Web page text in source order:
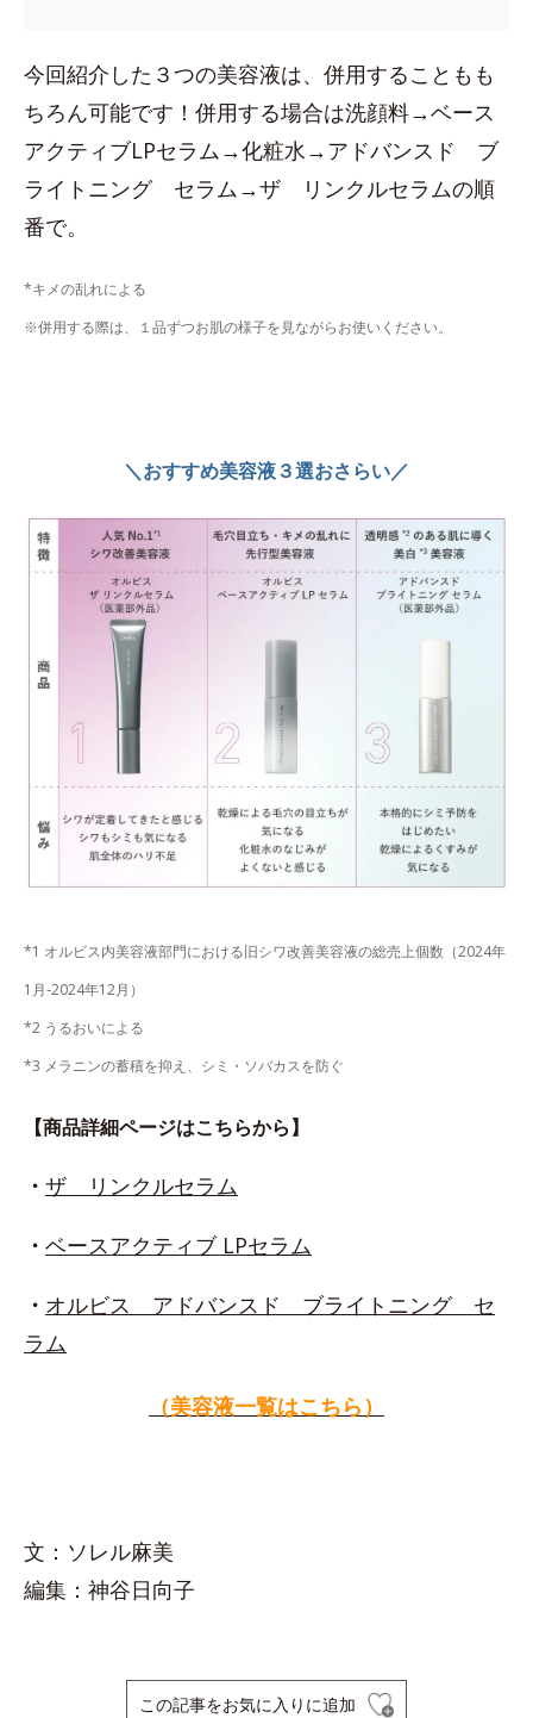
今回紹介した３つの美容液は、併用することもも
ちろん可能です！併用する場合は洗顔料→ベース
アクティブLPセラム→化粧水→アドバンスド ブ
ライトニング セラム→ザ リンクルセラムの順
番で。
*キメの乱れによる
※併用する際は、１品ずつお肌の様子を見ながらお使いください。
＼おすすめ美容液３選おさらい／
*1 オルビス内美容液部門における旧シワ改善美容液の総売上個数（2024年
1月-2024年12月）
*2 うるおいによる
*3 メラニンの蓄積を抑え、シミ・ソバカスを防ぐ
【商品詳細ページはこちらから】
・ ザ リンクルセラム
・ ベースアクティブ LPセラム
・ オルビス アドバンスド ブライトニング セ
ラム
（美容液一覧はこちら）
文：ソレル麻美
編集：神谷日向子
この記事をお気に入りに追加